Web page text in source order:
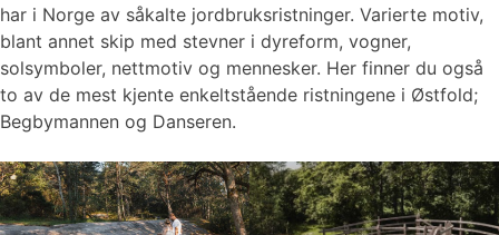
har i Norge av såkalte jordbruksristninger. Varierte motiv,
blant annet skip med stevner i dyreform, vogner,
solsymboler, nettmotiv og mennesker. Her finner du også
to av de mest kjente enkeltstående ristningene i Østfold;
Begbymannen og Danseren.